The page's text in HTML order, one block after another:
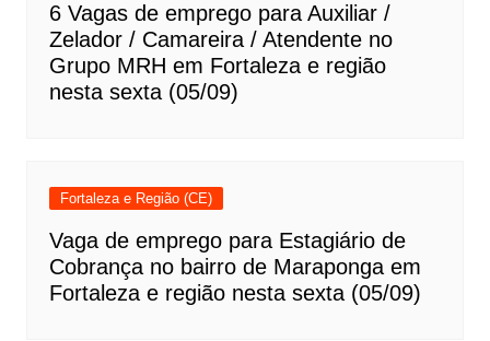
6 Vagas de emprego para Auxiliar /
Zelador / Camareira / Atendente no
Grupo MRH em Fortaleza e região
nesta sexta (05/09)
Fortaleza e Região (CE)
Vaga de emprego para Estagiário de
Cobrança no bairro de Maraponga em
Fortaleza e região nesta sexta (05/09)